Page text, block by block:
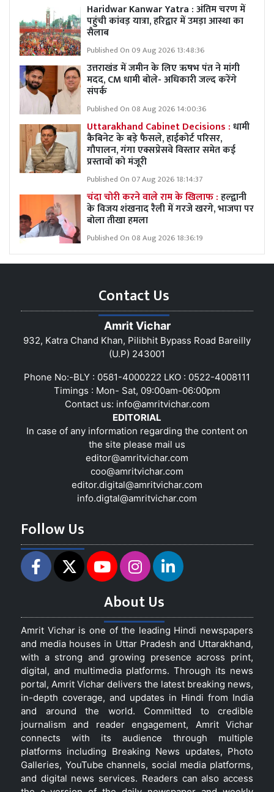
Haridwar Kanwar Yatra : अंतिम चरण में
पहुंची कांवड़ यात्रा, हरिद्वार में उमड़ा आस्था का
सैलाब
Published On 09 Aug 2026 13:48:36
उत्तराखंड में जमीन के लिए ऋषभ पंत ने मांगी
मदद, CM धामी बोले- अधिकारी जल्द करेंगे
संपर्क
Published On 08 Aug 2026 14:00:36
Uttarakhand Cabinet Decisions :धामी
कैबिनेट के बड़े फैसले, हाईकोर्ट परिसर,
गौपालन, गंगा एक्सप्रेसवे विस्तार समेत कई
प्रस्तावों को मंजूरी
Published On 07 Aug 2026 18:14:37
चंदा चोरी करने वाले राम के खिलाफ :हल्द्वानी
के विजय शंखनाद रैली में गरजे खरगे, भाजपा पर
बोला तीखा हमला
Published On 08 Aug 2026 18:36:19
Contact Us
Amrit Vichar
932, Katra Chand Khan, Pilibhit Bypass Road Bareilly
(U.P) 243001
Phone No:-BLY : 0581-4000222 LKO : 0522-4008111
Timings : Mon- Sat, 09:00am-06:00pm
Contact us: info@amritvichar.com
EDITORIAL
In case of any information regarding the content on
the site please mail us
editor@amritvichar.com
coo@amritvichar.com
editor.digital@amritvichar.com
info.digtal@amritvichar.com
Follow Us
About Us
Amrit Vichar is one of the leading Hindi newspapers
and media houses in Uttar Pradesh and Uttarakhand,
with a strong and growing presence across print,
digital, and multimedia platforms. Through its news
portal, Amrit Vichar delivers the latest breaking news,
in-depth coverage, and updates in Hindi from India
and around the world. Committed to credible
journalism and reader engagement, Amrit Vichar
connects with its audience through multiple
platforms including Breaking News updates, Photo
Galleries, YouTube channels, social media platforms,
and digital news services. Readers can also access